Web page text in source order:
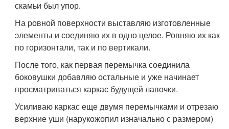
скамьи был упор.
На ровной поверхности выставляю изготовленные
элементы и соединяю их в одно целое. Ровняю их как
по горизонтали, так и по вертикали.
После того, как первая перемычка соединила
боковушки добавляю остальные и уже начинает
просматриваться каркас будущей лавочки.
Усиливаю каркас еще двумя перемычками и отрезаю
верхние уши (нарукожопил изначально с размером)